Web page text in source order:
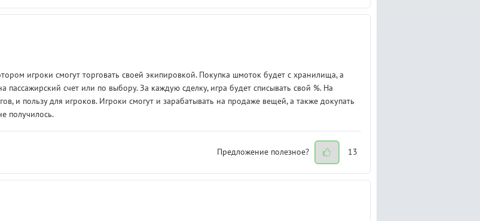
игроки смогут торговать своей экипировкой. Покупка шмоток будет с хранилища, а
пассажирский счет или по выбору. За каждую сделку, игра будет списывать свой %. На
и пользу для игроков. Игроки смогут и зарабатывать на продаже вещей, а также докупать
получилось.
Предложение полезное? 13